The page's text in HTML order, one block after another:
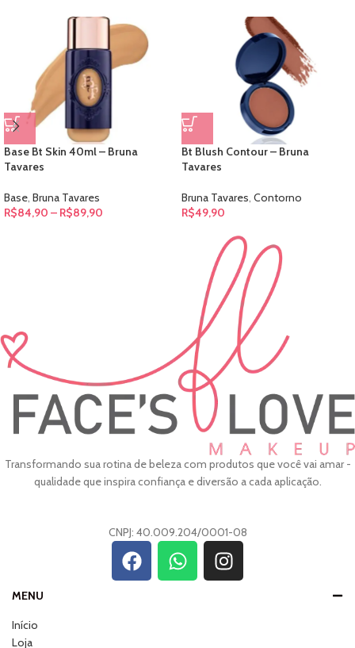
Base Bt Skin 40ml – Bruna
Tavares
Base, Bruna Tavares
R$84,90 – R$89,90
Bt Blush Contour – Bruna
Tavares
Bruna Tavares, Contorno
R$49,90
Transformando sua rotina de beleza com produtos que você vai amar -
qualidade que inspira confiança e diversão a cada aplicação.
CNPJ: 40.009.204/0001-08
MENU
Início
Loja